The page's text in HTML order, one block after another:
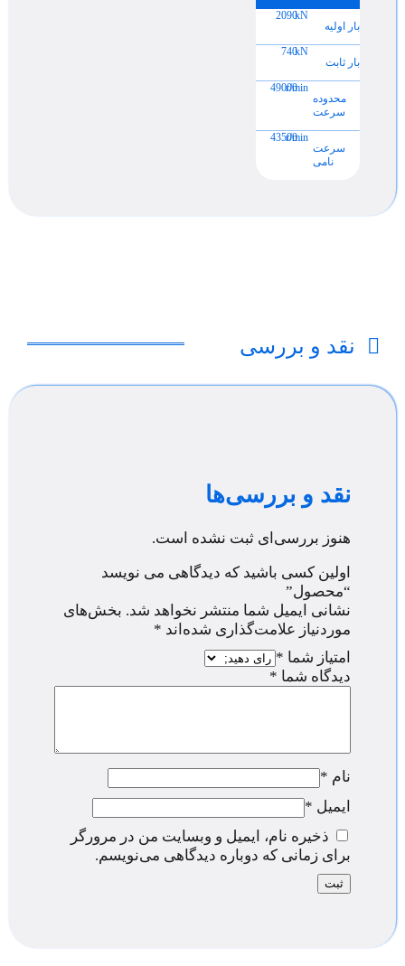
بار اولیه
kN
2090
بار ثابت
kN
740
محدوده
سرعت
r/min
49000
سرعت
نامی
r/min
43500
نقد و بررسی
نقد و بررسی‌ها
هنوز بررسی‌ای ثبت نشده است.
اولین کسی باشید که دیدگاهی می نویسد
“محصول”
نشانی ایمیل شما منتشر نخواهد شد. بخش‌های
موردنیاز علامت‌گذاری شده‌اند *
امتیاز شما *
دیدگاه شما *
نام *
ایمیل *
ذخیره نام، ایمیل و وبسایت من در مرورگر
برای زمانی که دوباره دیدگاهی می‌نویسم.